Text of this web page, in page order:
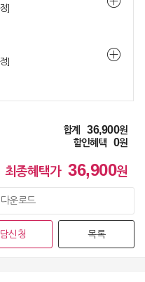
]
]
]
]
합계 36,900원
할인혜택
0원
최종혜택가 36,900원
운로드
목록
신청